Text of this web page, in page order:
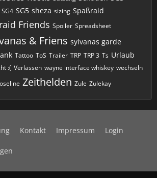
SG4 SG5 sheza sizing Spaßraid
Friends Spoiler Spreadsheet
& Friens sylvanas garde
Tattoo ToS Trailer TRP TRP 3 Ts Urlaub
:( Verlassen wayne interface whiskey wechseln
Zeithelden Zule Zulekay
Kontakt Impressum Login